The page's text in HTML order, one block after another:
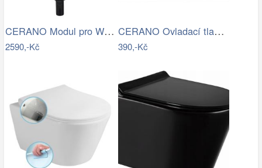
CERANO Modul pro WC závěsné Lite - k…
2590,-Kč
CERANO Ovladací tlačítko WC modulů Lite…
390,-Kč